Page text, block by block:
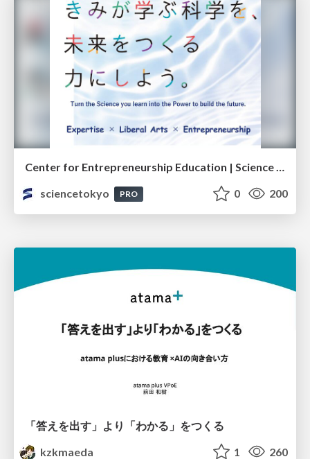
Center for Entrepreneurship Education | Science Tokyo (Institute of Science Tokyo)
sciencetokyo
PRO 0 200
「答えを出す」より「わかる」をつくる
kzkmaeda
1 260